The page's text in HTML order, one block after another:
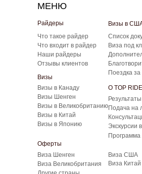
Что такое райдер
Что входит в райдер
Наши райдеры
Отзывы клиентов
Райдеры
Виза США
Виза Шенген
Виза Великобритания
Виза Китай
Оферты
Визы
Визы Шенген
Визы в
Экскурсии
МЕНЮ
О TOP
Визы в Великобританию
Визы в Китай
Визы в Японию
Визы в Канаду
Список
Виза под
Поездка за
Программа
Подача на